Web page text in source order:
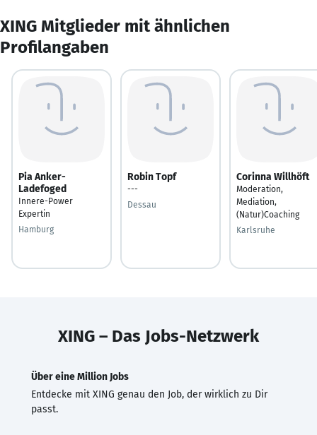
XING Mitglieder mit ähnlichen
Profilangaben
Pia Anker-
Ladefoged
Innere-Power
Expertin
Hamburg
Robin Topf
---
Dessau
Corinna Willhöft
Moderation,
Mediation,
(Natur)Coaching
Karlsruhe
XING – Das Jobs-Netzwerk
Über eine Million Jobs
Entdecke mit XING genau den Job, der wirklich zu Dir
passt.